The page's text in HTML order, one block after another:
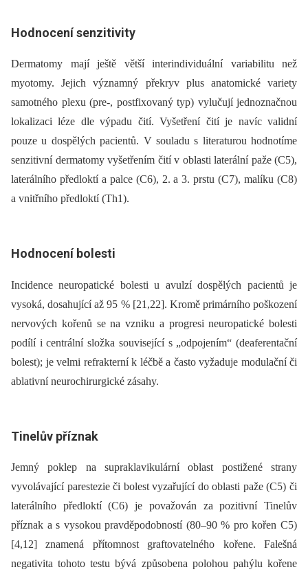
Hodnocení senzitivity
Dermatomy mají ještě větší interindividuální variabilitu než
myotomy. Jejich významný překryv plus anatomické variety
samotného plexu (pre-, postfixovaný typ) vylučují jednoznačnou
lokalizaci léze dle výpadu čití. Vyšetření čití je navíc validní
pouze u dospělých pacientů. V souladu s literaturou hodnotíme
senzitivní dermatomy vyšetřením čití v oblasti laterální paže (C5),
laterálního předloktí a palce (C6), 2. a 3. prstu (C7), malíku (C8)
a vnitřního předloktí (Th1).
Hodnocení bolesti
Incidence neuropatické bolesti u avulzí dospělých pacientů je
vysoká, dosahující až 95 % [21,22]. Kromě primárního poškození
nervových kořenů se na vzniku a progresi neuropatické bolesti
podílí i centrální složka související s „odpojením“ (deaferentační
bolest); je velmi refrakterní k léčbě a často vyžaduje modulační či
ablativní neurochirurgické zásahy.
Tinelův příznak
Jemný poklep na supraklavikulární oblast postižené strany
vyvolávající parestezie či bolest vyzařující do oblasti paže (C5) či
laterálního předloktí (C6) je považován za pozitivní Tinelův
příznak a s vysokou pravděpodobností (80–90 % pro kořen C5)
[4,12] znamená přítomnost graftovatelného kořene. Falešná
negativita tohoto testu bývá způsobena polohou pahýlu kořene